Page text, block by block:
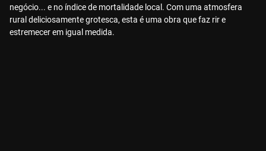
negócio... e no índice de mortalidade local. Com uma atmosfera
rural deliciosamente grotesca, esta é uma obra que faz rir e
estremecer em igual medida.